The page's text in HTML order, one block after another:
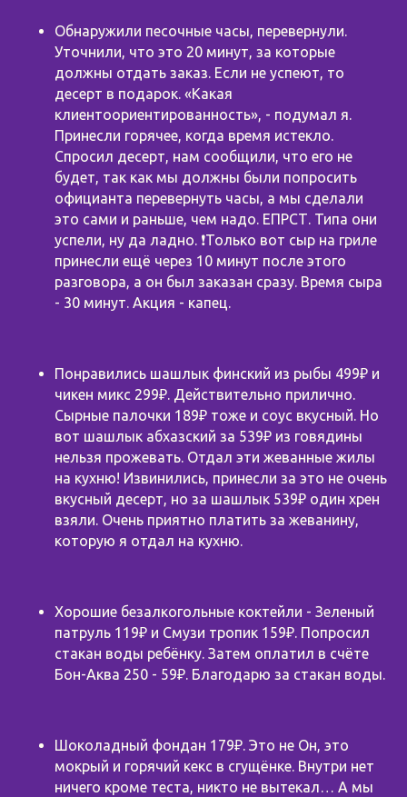
Обнаружили песочные часы, перевернули.
Уточнили, что это 20 минут, за которые
должны отдать заказ. Если не успеют, то
десерт в подарок. «Какая
клиентоориентированность», - подумал я.
Принесли горячее, когда время истекло.
Спросил десерт, нам сообщили, что его не
будет, так как мы должны были попросить
официанта перевернуть часы, а мы сделали
это сами и раньше, чем надо. ЕПРСТ. Типа они
успели, ну да ладно. ❗️Только вот сыр на гриле
принесли ещё через 10 минут после этого
разговора, а он был заказан сразу. Время сыра
- 30 минут. Акция - капец.
Понравились шашлык финский из рыбы 499₽ и
чикен микс 299₽. Действительно прилично.
Сырные палочки 189₽ тоже и соус вкусный. Но
вот шашлык абхазский за 539₽ из говядины
нельзя прожевать. Отдал эти жеванные жилы
на кухню! Извинились, принесли за это не очень
вкусный десерт, но за шашлык 539₽ один хрен
взяли. Очень приятно платить за жеванину,
которую я отдал на кухню.
Хорошие безалкогольные коктейли - Зеленый
патруль 119₽ и Смузи тропик 159₽. Попросил
стакан воды ребёнку. Затем оплатил в счёте
Бон-Аква 250 - 59₽. Благодарю за стакан воды.
Шоколадный фондан 179₽. Это не Он, это
мокрый и горячий кекс в сгущёнке. Внутри нет
ничего кроме теста, никто не вытекал… А мы